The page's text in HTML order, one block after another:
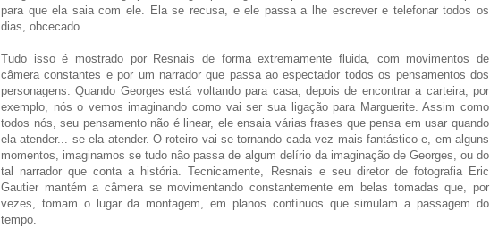
para que ela saia com ele. Ela se recusa, e ele passa a lhe escrever e telefonar todos os
dias, obcecado.
Tudo isso é mostrado por Resnais de forma extremamente fluida, com movimentos de
câmera constantes e por um narrador que passa ao espectador todos os pensamentos dos
personagens. Quando Georges está voltando para casa, depois de encontrar a carteira, por
exemplo, nós o vemos imaginando como vai ser sua ligação para Marguerite. Assim como
todos nós, seu pensamento não é linear, ele ensaia várias frases que pensa em usar quando
ela atender... se ela atender. O roteiro vai se tornando cada vez mais fantástico e, em alguns
momentos, imaginamos se tudo não passa de algum delírio da imaginação de Georges, ou do
tal narrador que conta a história. Tecnicamente, Resnais e seu diretor de fotografia Eric
Gautier mantém a câmera se movimentando constantemente em belas tomadas que, por
vezes, tomam o lugar da montagem, em planos contínuos que simulam a passagem do
tempo.